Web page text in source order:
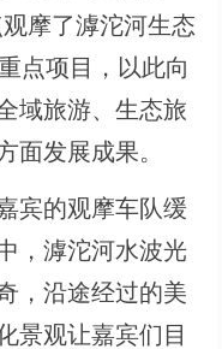
摩了滹沱河生态
点项目，以此向
域旅游、生态旅
面发展成果。
的观摩车队缓
，滹沱河水波光
，沿途经过的美
景观让嘉宾们目